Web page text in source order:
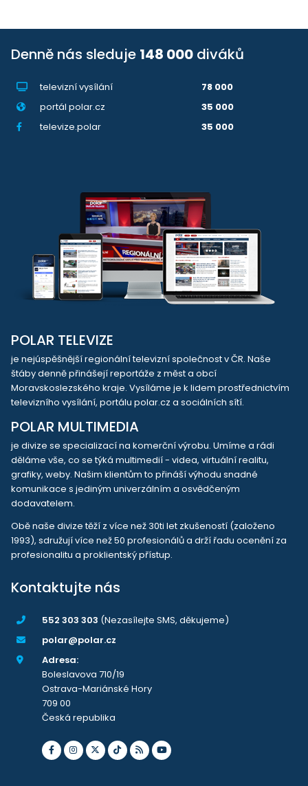
Denně nás sleduje 148 000 diváků
televizní vysílání
78 000
portál polar.cz
35 000
televize.polar
35 000
POLAR TELEVIZE
je nejúspěšnější regionální televizní společnost v ČR. Naše
štáby denně přinášejí reportáže z měst a obcí
Moravskoslezského kraje. Vysíláme je k lidem prostřednictvím
televizního vysílání, portálu polar.cz a sociálních sítí.
POLAR MULTIMEDIA
je divize se specializací na komerční výrobu. Umíme a rádi
děláme vše, co se týká multimedií - videa, virtuální realitu,
grafiky, weby. Našim klientům to přináší výhodu snadné
komunikace s jediným univerzálním a osvědčeným
dodavatelem.
Obě naše divize těží z více než 30ti let zkušeností (založeno
1993), sdružují více než 50 profesionálů a drží řadu ocenění za
profesionalitu a proklientský přístup.
Kontaktujte nás
552 303 303 (Nezasílejte SMS, děkujeme)
polar@polar.cz
Adresa:
Boleslavova 710/19
Ostrava-Mariánské Hory
709 00
Česká republika